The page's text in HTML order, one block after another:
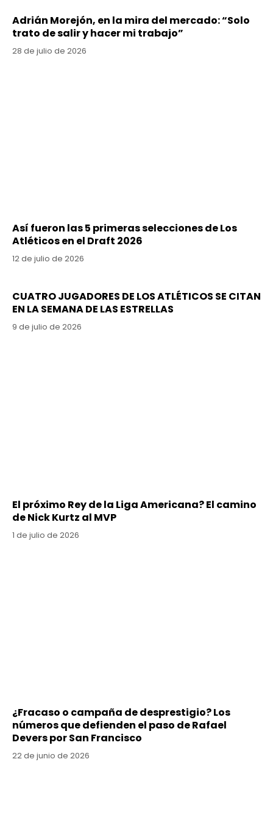
Adrián Morejón, en la mira del mercado: “Solo
trato de salir y hacer mi trabajo”
28 de julio de 2026
Así fueron las 5 primeras selecciones de Los
Atléticos en el Draft 2026
12 de julio de 2026
CUATRO JUGADORES DE LOS ATLÉTICOS SE CITAN
EN LA SEMANA DE LAS ESTRELLAS
9 de julio de 2026
El próximo Rey de la Liga Americana? El camino
de Nick Kurtz al MVP
1 de julio de 2026
¿Fracaso o campaña de desprestigio? Los
números que defienden el paso de Rafael
Devers por San Francisco
22 de junio de 2026